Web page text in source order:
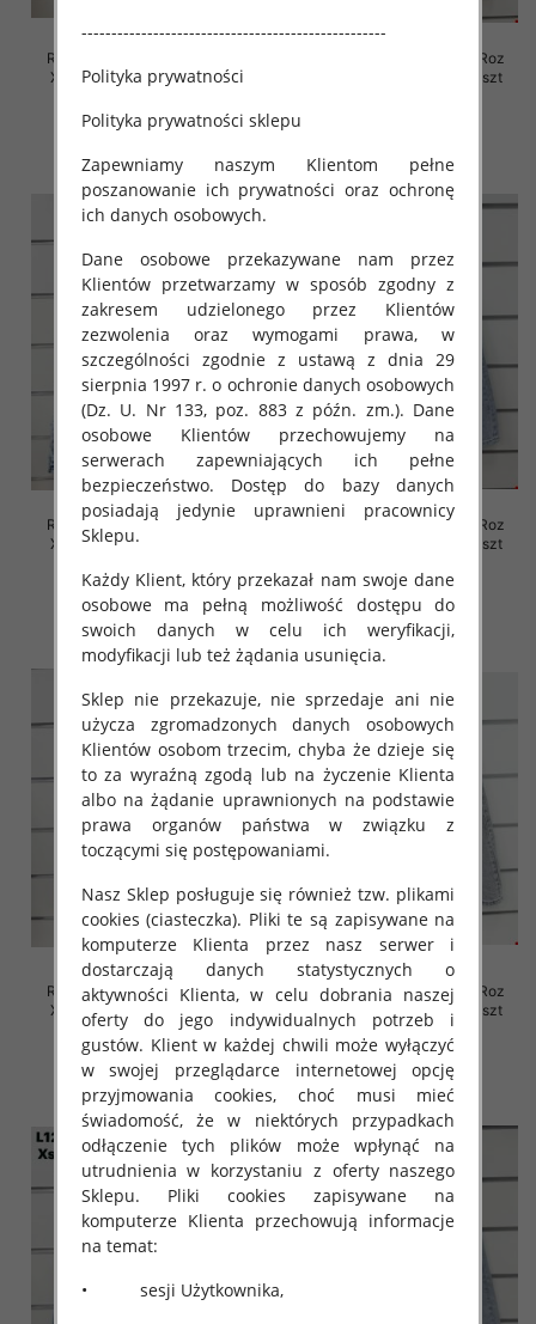
Rybaczki damskie jeansy Roz
XS-XL, 1 Kolor Paczka 10 szt
54.00 zł
Rybaczki damskie jeansy Roz
XS-XL, 1 Kolor Paczka 10 szt
Rybaczki damskie jeansy Roz
XS-XL, 1 Kolor Paczka 10 szt
46.00 zł
szczegóły
Rybaczki damskie jeansy Roz
XS-XL, 1 Kolor Paczka 10 szt
46.00 zł
szczegóły
Rybaczki damskie jeansy Roz
XS-XL, 1 Kolor Paczka 10 szt
46.00 zł
szczegóły
Rybaczki damskie jeansy Roz
XS-XL, 1 Kolor Paczka 10 szt
45.00 zł
szczegóły
---------------------------------------------------
Polityka prywatności
Polityka prywatności sklepu
Zapewniamy naszym Klientom pełne
poszanowanie ich prywatności oraz ochronę
ich danych osobowych.
Dane osobowe przekazywane nam przez
Klientów przetwarzamy w sposób zgodny z
zakresem udzielonego przez Klientów
zezwolenia oraz wymogami prawa, w
szczególności zgodnie z ustawą z dnia 29
sierpnia 1997 r. o ochronie danych osobowych
(Dz. U. Nr 133, poz. 883 z późn. zm.). Dane
osobowe Klientów przechowujemy na
serwerach zapewniających ich pełne
bezpieczeństwo. Dostęp do bazy danych
posiadają jedynie uprawnieni pracownicy
Sklepu.
Każdy Klient, który przekazał nam swoje dane
osobowe ma pełną możliwość dostępu do
swoich danych w celu ich weryfikacji,
modyfikacji lub też żądania usunięcia.
Sklep nie przekazuje, nie sprzedaje ani nie
użycza zgromadzonych danych osobowych
Klientów osobom trzecim, chyba że dzieje się
to za wyraźną zgodą lub na życzenie Klienta
albo na żądanie uprawnionych na podstawie
prawa organów państwa w związku z
toczącymi się postępowaniami.
Nasz Sklep posługuje się również tzw. plikami
cookies (ciasteczka). Pliki te są zapisywane na
komputerze Klienta przez nasz serwer i
dostarczają danych statystycznych o
aktywności Klienta, w celu dobrania naszej
oferty do jego indywidualnych potrzeb i
gustów. Klient w każdej chwili może wyłączyć
w swojej przeglądarce internetowej opcję
przyjmowania cookies, choć musi mieć
świadomość, że w niektórych przypadkach
odłączenie tych plików może wpłynąć na
utrudnienia w korzystaniu z oferty naszego
Sklepu. Pliki cookies zapisywane na
komputerze Klienta przechowują informacje
na temat:
• sesji Użytkownika,